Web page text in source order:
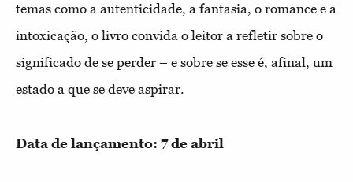
temas como a autenticidade, a fantasia, o romance e a
intoxicação, o livro convida o leitor a refletir sobre o
significado de se perder – e sobre se esse é, afinal, um
estado a que se deve aspirar.
Data de lançamento: 7 de abril